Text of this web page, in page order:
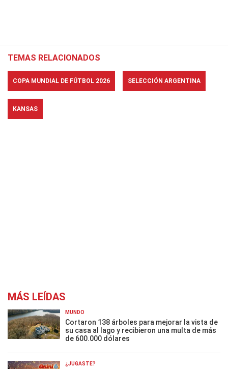
TEMAS RELACIONADOS
COPA MUNDIAL DE FÚTBOL 2026 SELECCIÓN ARGENTINA
KANSAS
MÁS LEÍDAS
MUNDO
Cortaron 138 árboles para mejorar la vista de
su casa al lago y recibieron una multa de más
de 600.000 dólares
¿JUGASTE?